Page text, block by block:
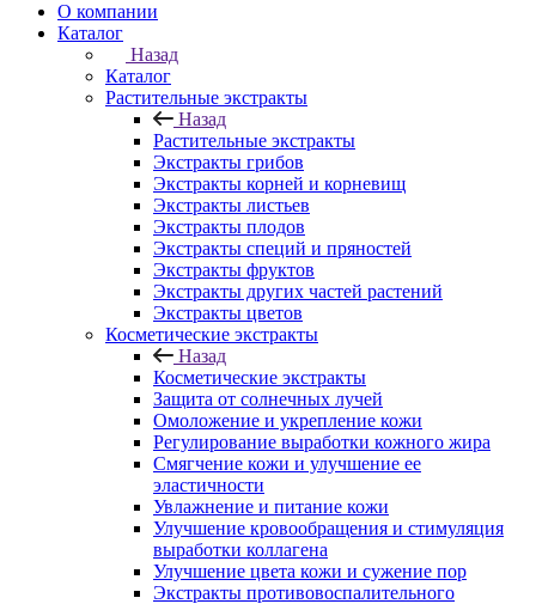
О компании
Каталог
Назад
Каталог
Растительные экстракты
Назад
Растительные экстракты
Экстракты грибов
Экстракты корней и корневищ
Экстракты листьев
Экстракты плодов
Экстракты специй и пряностей
Экстракты фруктов
Экстракты других частей растений
Экстракты цветов
Косметические экстракты
Назад
Косметические экстракты
Защита от солнечных лучей
Омоложение и укрепление кожи
Регулирование выработки кожного жира
Смягчение кожи и улучшение ее
эластичности
Увлажнение и питание кожи
Улучшение кровообращения и стимуляция
выработки коллагена
Улучшение цвета кожи и сужение пор
Экстракты противовоспалительного